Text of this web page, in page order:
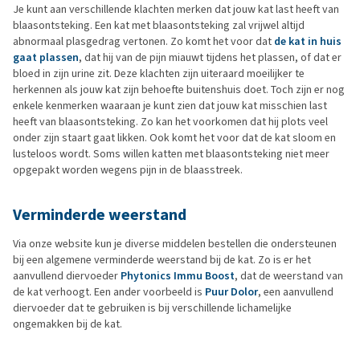
Je kunt aan verschillende klachten merken dat jouw kat last heeft van
blaasontsteking. Een kat met blaasontsteking zal vrijwel altijd
abnormaal plasgedrag vertonen. Zo komt het voor dat de kat in huis
gaat plassen, dat hij van de pijn miauwt tijdens het plassen, of dat er
bloed in zijn urine zit. Deze klachten zijn uiteraard moeilijker te
herkennen als jouw kat zijn behoefte buitenshuis doet. Toch zijn er nog
enkele kenmerken waaraan je kunt zien dat jouw kat misschien last
heeft van blaasontsteking. Zo kan het voorkomen dat hij plots veel
onder zijn staart gaat likken. Ook komt het voor dat de kat sloom en
lusteloos wordt. Soms willen katten met blaasontsteking niet meer
opgepakt worden wegens pijn in de blaasstreek.
Verminderde weerstand
Via onze website kun je diverse middelen bestellen die ondersteunen
bij een algemene verminderde weerstand bij de kat. Zo is er het
aanvullend diervoeder Phytonics Immu Boost, dat de weerstand van
de kat verhoogt. Een ander voorbeeld is Puur Dolor, een aanvullend
diervoeder dat te gebruiken is bij verschillende lichamelijke
ongemakken bij de kat.